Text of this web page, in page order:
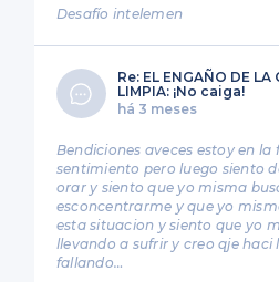
Desafío intelemen
Re: EL ENGAÑO DE LA
LIMPIA: ¡No caiga!
há 3 meses
Bendiciones aveces estoy en la
sentimiento pero luego siento
orar y siento que yo misma
esconcentrarme y que yo
esta situacion y siento que yo
llevando a sufrir y creo qje haci
fallando…